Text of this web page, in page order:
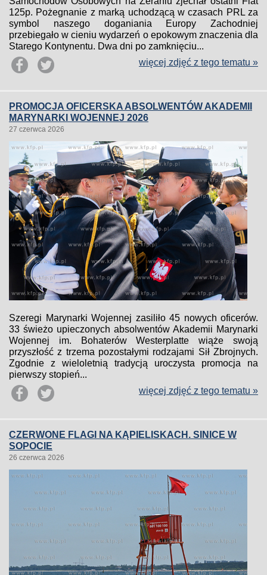
125p. Pożegnanie z marką uchodzącą w czasach PRL za
symbol naszego doganiania Europy Zachodniej
przebiegało w cieniu wydarzeń o epokowym znaczenia dla
Starego Kontynentu. Dwa dni po zamknięciu...
więcej zdjęć z tego tematu »
PROMOCJA OFICERSKA ABSOLWENTÓW AKADEMII
MARYNARKI WOJENNEJ 2026
27 czerwca 2026
Szeregi Marynarki Wojennej zasiliło 45 nowych oficerów.
33 świeżo upieczonych absolwentów Akademii Marynarki
Wojennej im. Bohaterów Westerplatte wiąże swoją
przyszłość z trzema pozostałymi rodzajami Sił Zbrojnych.
Zgodnie z wieloletnią tradycją uroczysta promocja na
pierwszy stopień...
więcej zdjęć z tego tematu »
CZERWONE FLAGI NA KĄPIELISKACH. SINICE W
SOPOCIE
26 czerwca 2026